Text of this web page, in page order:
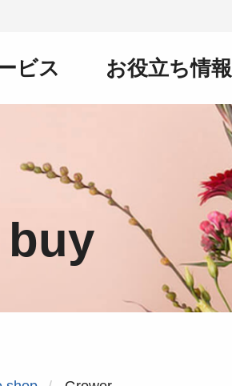
ビス お役立ち情報